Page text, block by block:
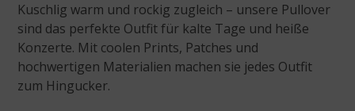
Kuschlig warm und rockig zugleich – unsere Pullover
sind das perfekte Outfit für kalte Tage und heiße
Konzerte. Mit coolen Prints, Patches und
hochwertigen Materialien machen sie jedes Outfit
zum Hingucker.